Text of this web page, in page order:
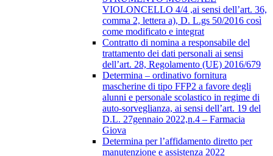
VIOLONCELLO 4/4 ,ai sensi dell’art. 36,
comma 2, lettera a), D. L.gs 50/2016 così
come modificato e integrat
Contratto di nomina a responsabile del
trattamento dei dati personali ai sensi
dell’art. 28, Regolamento (UE) 2016/679
Determina – ordinativo fornitura
mascherine di tipo FFP2 a favore degli
alunni e personale scolastico in regime di
auto-sorveglianza, ai sensi dell’art. 19 del
D.L. 27gennaio 2022,n.4 – Farmacia
Giova
Determina per l’affidamento diretto per
manutenzione e assistenza 2022